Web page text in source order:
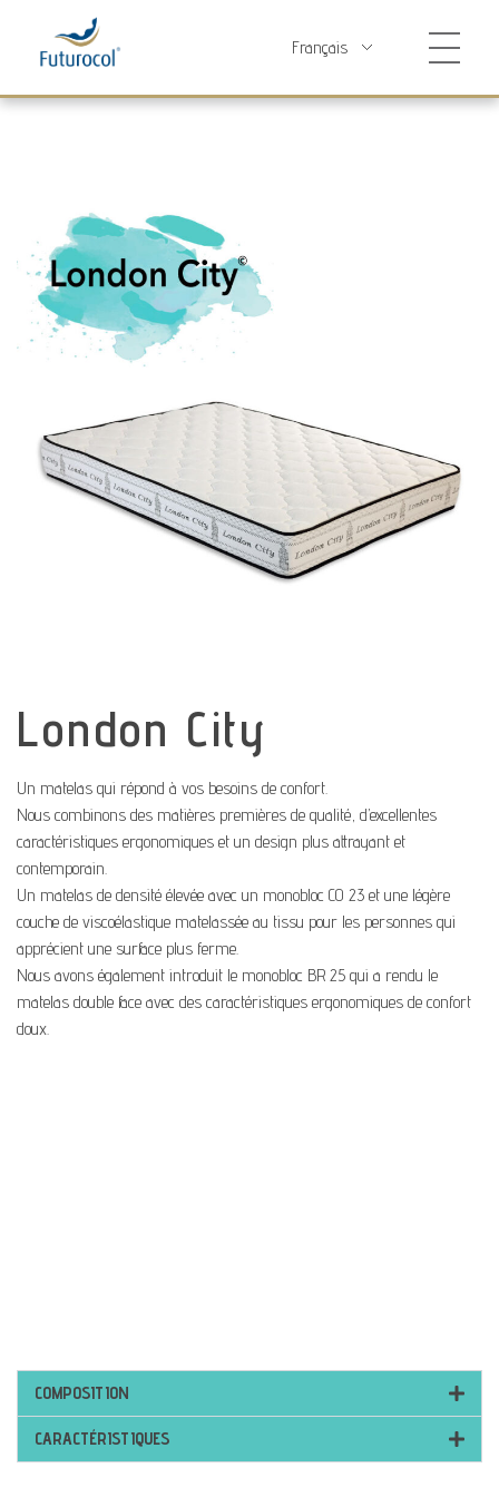
London City
Un matelas qui répond à vos besoins de confort.
Nous combinons des matières premières de qualité, d’excellentes
caractéristiques ergonomiques et un design plus attrayant et
contemporain.
Un matelas de densité élevée avec un monobloc CO 23 et une légère
couche de viscoélastique matelassée au tissu pour les personnes qui
apprécient une surface plus ferme.
Nous avons également introduit le monobloc BR 25 qui a rendu le
matelas double face avec des caractéristiques ergonomiques de confort
doux.
COMPOSITION
CARACTÉRISTIQUES